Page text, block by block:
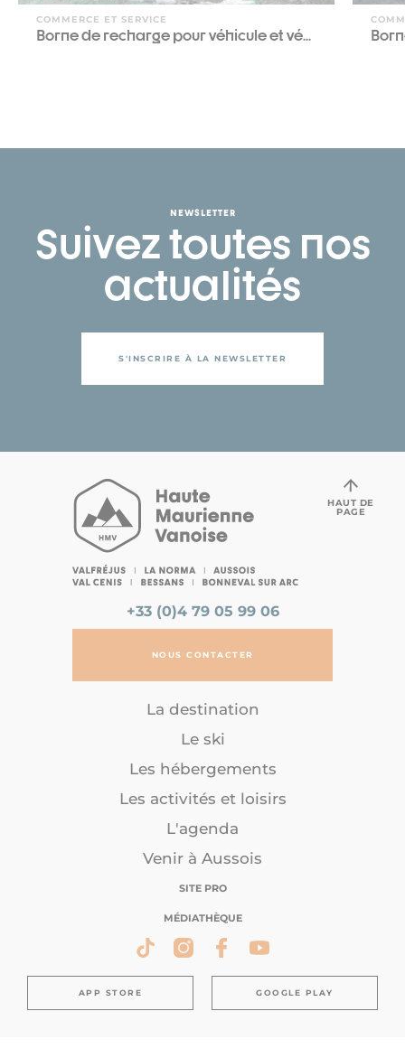
COMMERCE ET SERVICE
Borne de recharge pour véhicule et vé...
NEWSLETTER
Suivez toutes nos
actualités
S'INSCRIRE À LA NEWSLETTER
+33 (0)4 79 05 99 06
NOUS CONTACTER
La destination
Le ski
Les hébergements
Les activités et loisirs
L'agenda
Venir à Aussois
SITE PRO
MÉDIATHÈQUE
APP STORE GOOGLE PLAY
HAUT DE
PAGE